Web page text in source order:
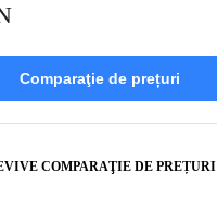
Comparaţie de prețuri
COMPARAŢIE DE PREȚURI